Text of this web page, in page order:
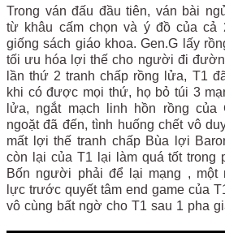
Trong ván đấu đầu tiên, ván bài
từ khâu cấm chọn và ý đồ của cả
giống sách giáo khoa. Gen.G lấy
tối ưu hóa lợi thế cho người đi
lần thứ 2 tranh chấp rồng lửa, T1
khi có được mọi thứ, họ bỏ túi 3
lửa, ngắt mạch linh hồn rồng của
ngoặt đã đến, tình huống chết vô
mất lợi thế tranh chấp Bùa lợi
còn lại của T1 lại làm quá tốt trong
Bốn người phải để lại mạng , một
lực trước quyết tâm end game của
vô cùng bất ngờ cho T1 sau 1 pha